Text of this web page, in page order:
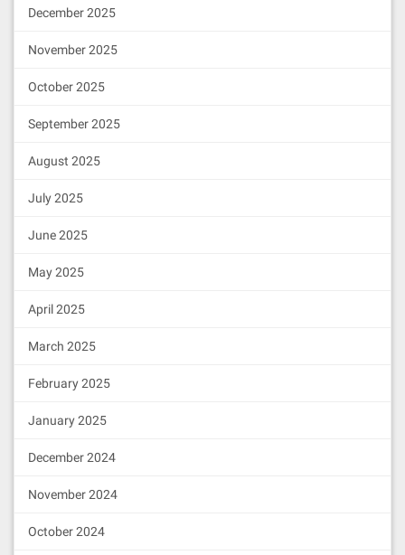
服务器还有破坏者的服务器（类似叛变的拜占庭将
状态的共识。
简单形容就是：通过在一群数量有限的节点中，使用
且赋予该节点出块的权利。在主节点是将该时段的交
节点的签名区块后，则该区块完成了所有节点的验证
法。
、为了挖掘 EOS 系统的性能，Daniel Larimer 在以上
短至 0.5 秒，理论上这样可以极大提升系统性能，但
下一个区块了，那么下一个出块者会忽略上一个区
比如：中国见证人后面可能就是美国见证人，中美网
络延迟有时高达 300ms，很有可能到时美国见证人没
见证人的区块就会被略过。
December 2025
November 2025
October 2025
September 2025
August 2025
July 2025
June 2025
May 2025
April 2025
March 2025
February 2025
January 2025
December 2024
November 2024
October 2024